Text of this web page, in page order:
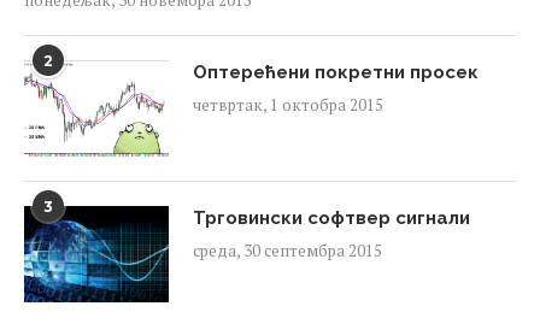
2
Оптерећени покретни просек
четвртак, 1 октобра 2015
3
Трговински софтвер сигнали
среда, 30 септембра 2015